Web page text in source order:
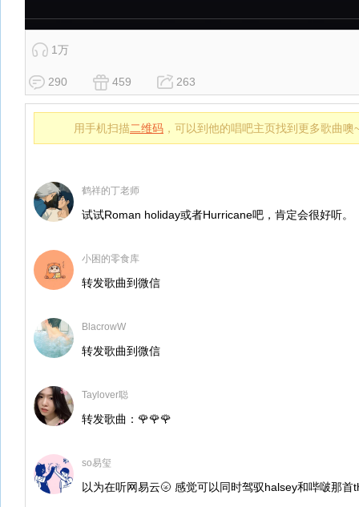
1万
290 459 263
用手机扫描二维码 ，可以到他的唱吧主页找到更多歌曲噢
鹤祥的丁老师
试试Roman holiday或者Hurricane吧，肯定会很好听。
小困的零食库
转发歌曲到微信
BlacrowW
转发歌曲到微信
Taylover聪
转发歌曲：🌹🌹🌹
so易玺
以为在听网易云🌝 感觉可以同时驾驭halsey和哔啵那首